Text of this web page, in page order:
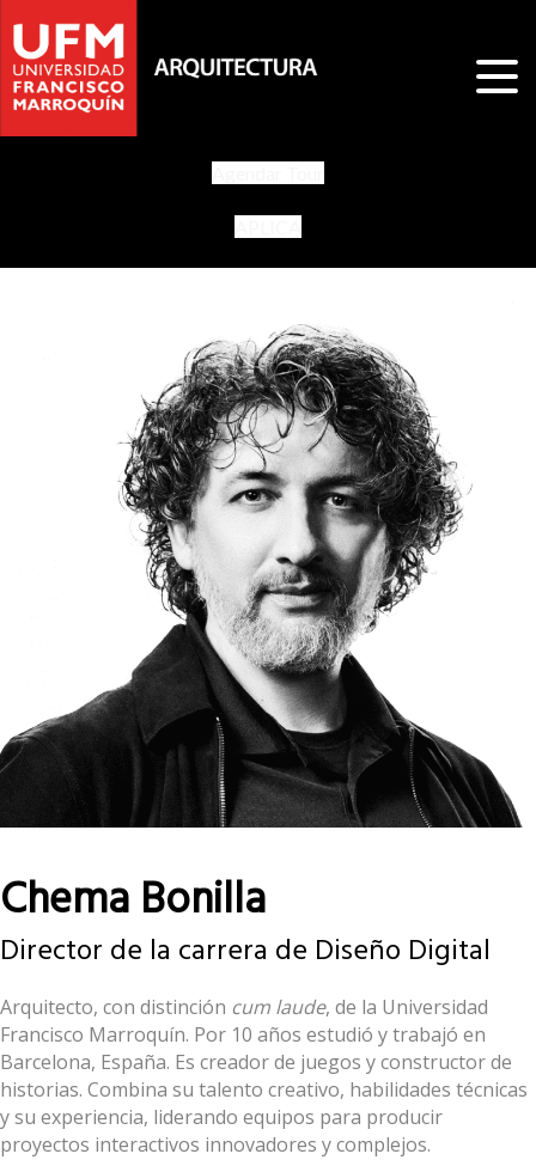
Chema Bonilla
Director de la carrera de Diseño Digital
Arquitecto, con distinción cum laude, de la Universidad
Francisco Marroquín. Por 10 años estudió y trabajó en
Barcelona, España. Es creador de juegos y constructor de
historias. Combina su talento creativo, habilidades técnicas
y su experiencia, liderando equipos para producir
proyectos interactivos innovadores y complejos.